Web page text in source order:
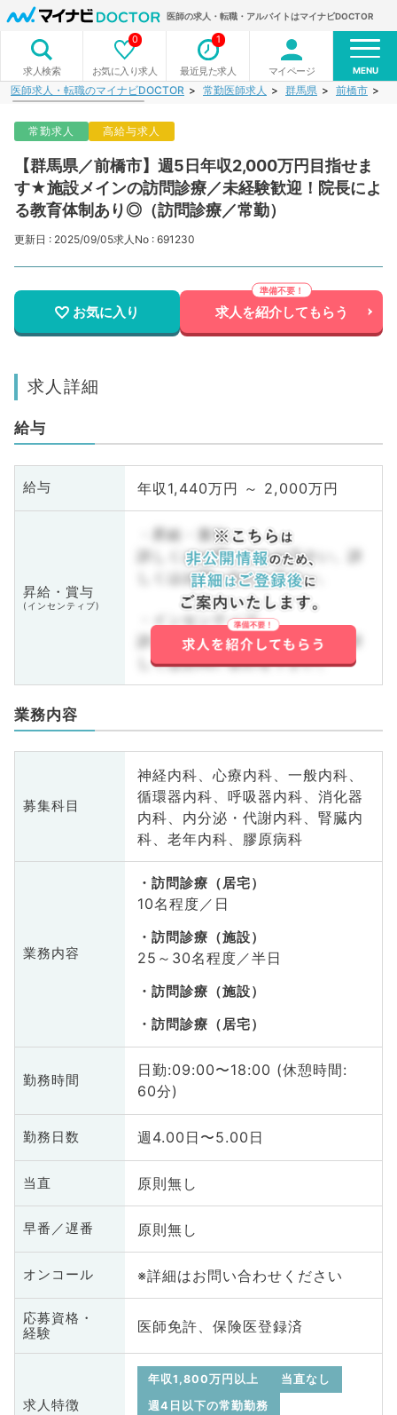
医師の求人・転職・アルバイトはマイナビDOCTOR
求人検索 お気に入り求人
0
最近見た求人
1
マイページ MENU
医師求人・転職のマイナビDOCTOR 常勤医師求人 群馬県 前橋市
常勤求人 高給与求人
【群馬県／前橋市】週5日年収2,000万円目指せま
す★施設メインの訪問診療／未経験歓迎！院長によ
る教育体制あり◎（訪問診療／常勤）
更新日 : 2025/09/05求人No : 691230
お気に入り 求人を紹介してもらう
求人詳細
給与
給与 年収1,440万円 ～ 2,000万円
昇給・賞与
(インセンティブ)
・昇給・賞与
詳しくはお問い合わせ下さい。詳
しくはお問い合わせ下さい。
・インセンティブ
詳しくはお問い合わせ下さい。詳
しくはお問い合わせ下さい。
業務内容
募集科目
神経内科、心療内科、一般内科、
循環器内科、呼吸器内科、消化器
内科、内分泌・代謝内科、腎臓内
科、老年内科、膠原病科
業務内容
訪問診療（居宅）
10名程度／日
訪問診療（施設）
25～30名程度／半日
訪問診療（施設）
訪問診療（居宅）
勤務時間
日勤:09:00〜18:00 (休憩時間:
60分)
勤務日数 週4.00日〜5.00日
当直 原則無し
早番／遅番 原則無し
オンコール ※詳細はお問い合わせください
応募資格・
経験
医師免許、保険医登録済
求人特徴
年収1,800万円以上
当直なし
週4日以下の常勤勤務